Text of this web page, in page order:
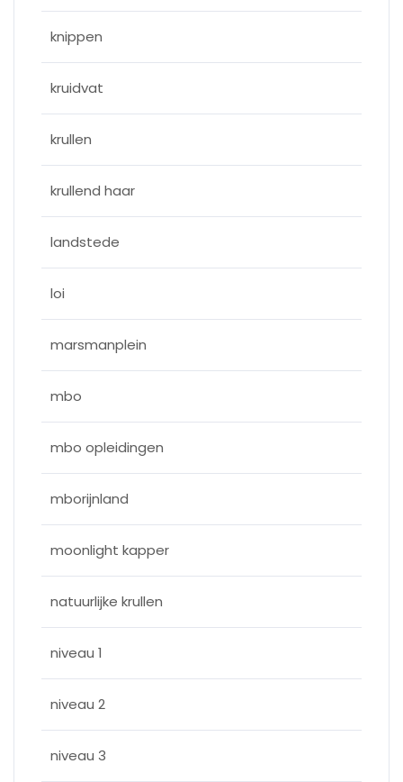
knippen
kruidvat
krullen
krullend haar
landstede
loi
marsmanplein
mbo
mbo opleidingen
mborijnland
moonlight kapper
natuurlijke krullen
niveau 1
niveau 2
niveau 3